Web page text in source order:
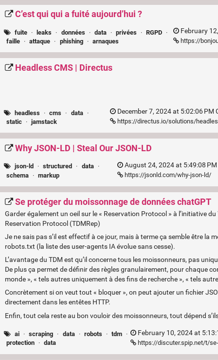
C’est qui qui a fuité aujourd’hui ?
fuite · leaks · données · data · privées · RGPD ·
faille · attaque · phishing · arnaques
February
https://
Headless CMS | Directus
headless · cms · data
·
static · jamstack
December 7, 2024 at 5:02:06 PM
https://directus.io/solutions/
Why JSON-LD | Steal Our JSON-LD
json-ld · structured · data
·
schema · markup
August 24, 2024 at 5:49:08
https://jsonld.com/why-json-ld/
Se protéger du moissonnage de données chatGPT
Garder également un oeil sur le « Reservation Protocol » à l’initiative
Reservation Protocol (TDMRep)
Je ne sais pas s’il est effectif à ce jour, mais à terme ça semble être la
robots.txt (la liste des user-agents IA évolue sans cesse).
L’avantage du TDM est qu’il concerne tous les moissonneurs, pas
De plus ça permet de définir des règles granulairement, pour chaque
monde », « tels autres uniquement à des fins de recherche », « tels
Concrètement si on veut tout « bloquer », on peut ajouter un fichier
directement dans les entêtes HTTP.
Enfin, tout cela reste au bon vouloir des moissonneurs, tout dépend
ai · scraping · data · robots · tdm
·
protection · data
February 10, 2024 at
https://discuter.spip.net/t/